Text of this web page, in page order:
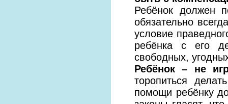
Ребёнок должен
обязательно
условие
ребёнка с его
свободных,
Ребёнок – не
торопиться
помощи ребёнку